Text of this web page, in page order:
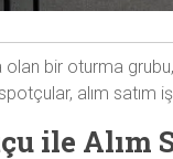
bir oturma grubu,
alım satım
ile Alım